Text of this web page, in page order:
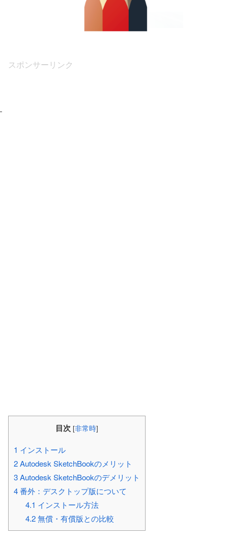
スポンサーリンク
目次 [非常時]
1 インストール
2Autodesk SketchBookのメリット
3Autodesk SketchBookのデメリット
4番外：デスクトップ版について
4.1 インストール方法
4.2無償・有償版との比較